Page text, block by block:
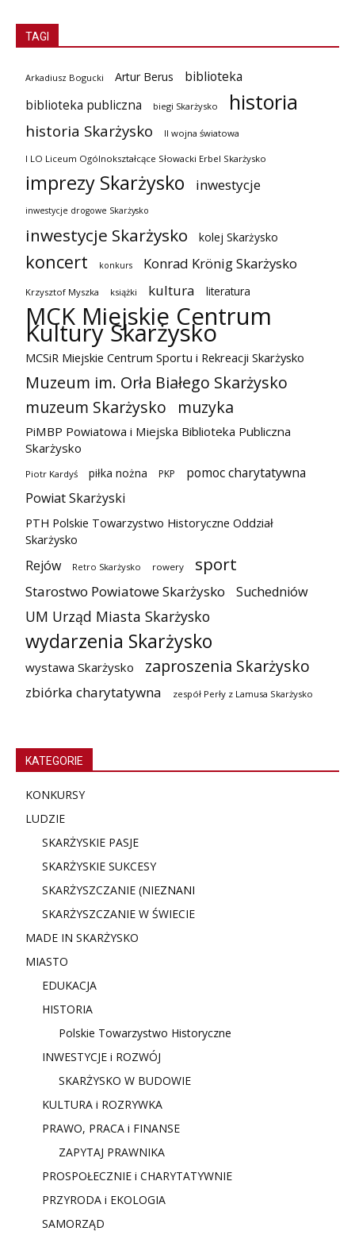
TAGI
Arkadiusz Bogucki Artur Berus
biblioteka
biblioteka publiczna
biegi Skarżysko historia
historia Skarżysko II wojna światowa
I LO Liceum Ogólnokształcące Słowacki Erbel Skarżysko
imprezy Skarżysko inwestycje
inwestycje drogowe Skarżysko
inwestycje Skarżysko kolej Skarżysko
koncert konkurs Konrad Krönig Skarżysko
Krzysztof Myszka książki kultura literatura
MCK Miejskie Centrum
Kultury Skarżysko
MCSiR Miejskie Centrum Sportu i Rekreacji Skarżysko
Muzeum im. Orła Białego Skarżysko
muzeum Skarżysko
muzyka
PiMBP Powiatowa i Miejska Biblioteka Publiczna
Skarżysko
Piotr Kardyś piłka nożna PKP
pomoc charytatywna
Powiat Skarżyski
PTH Polskie Towarzystwo Historyczne Oddział
Skarżysko
Rejów Retro Skarżysko rowery sport
Starostwo Powiatowe Skarżysko Suchedniów
UM Urząd Miasta Skarżysko
wydarzenia Skarżysko
wystawa Skarżysko zaproszenia Skarżysko
zbiórka charytatywna zespół Perły z Lamusa Skarżysko
KATEGORIE
KONKURSY
LUDZIE
SKARŻYSKIE PASJE
SKARŻYSKIE SUKCESY
SKARŻYSZCZANIE (NIEZNANI
SKARŻYSZCZANIE W ŚWIECIE
MADE IN SKARŻYSKO
MIASTO
EDUKACJA
HISTORIA
Polskie Towarzystwo Historyczne
INWESTYCJE i ROZWÓJ
SKARŻYSKO W BUDOWIE
KULTURA i ROZRYWKA
PRAWO, PRACA i FINANSE
ZAPYTAJ PRAWNIKA
PROSPOŁECZNIE i CHARYTATYWNIE
PRZYRODA i EKOLOGIA
SAMORZĄD